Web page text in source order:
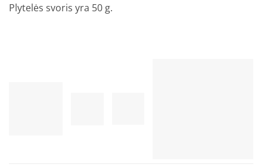
Plytelės svoris yra 50 g.